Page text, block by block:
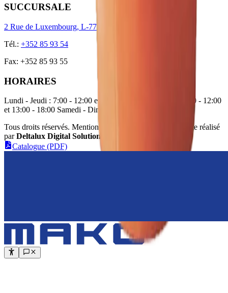
SUCCURSALE
2 Rue de Luxembourg, L-7759 Roost
Tél.: +352 85 93 54
Fax: +352 85 93 55
HORAIRES
Lundi - Jeudi : 7:00 - 12:00 et 13:00 - 17:00 Vendredi : 7:00 - 12:00
et 13:00 - 18:00 Samedi - Dimanche : fermé
Tous droits réservés. Mentions légales & Confidentialité
Site réalisé
par Deltalux Digital Solutions
Catalogue (PDF)